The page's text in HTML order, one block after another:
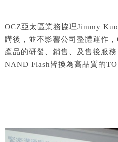
OCZ亞太區業務協理Jimmy
購後，並不影響公司整體運作
產品的研發、銷售、及售後服
NAND Flash皆換為高品質的